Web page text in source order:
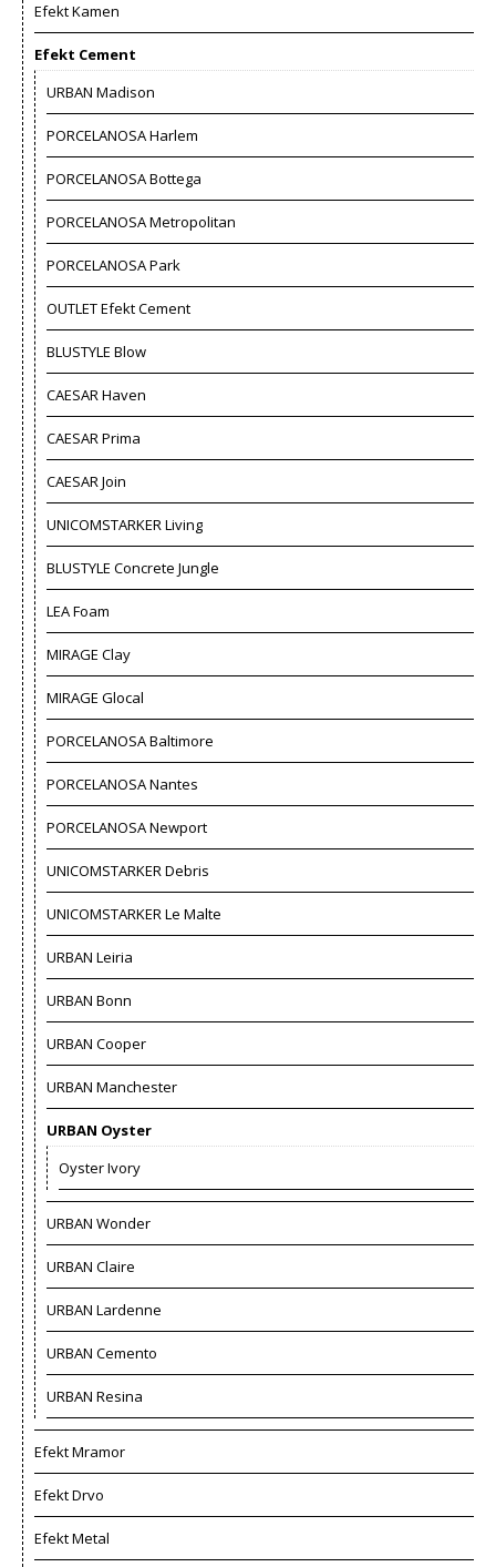
Efekt Kamen
Efekt Cement
URBAN Madison
PORCELANOSA Harlem
PORCELANOSA Bottega
PORCELANOSA Metropolitan
PORCELANOSA Park
OUTLET Efekt Cement
BLUSTYLE Blow
CAESAR Haven
CAESAR Prima
CAESAR Join
UNICOMSTARKER Living
BLUSTYLE Concrete Jungle
LEA Foam
MIRAGE Clay
MIRAGE Glocal
PORCELANOSA Baltimore
PORCELANOSA Nantes
PORCELANOSA Newport
UNICOMSTARKER Debris
UNICOMSTARKER Le Malte
URBAN Leiria
URBAN Bonn
URBAN Cooper
URBAN Manchester
URBAN Oyster
Oyster Ivory
URBAN Wonder
URBAN Claire
URBAN Lardenne
URBAN Cemento
URBAN Resina
Efekt Mramor
Efekt Drvo
Efekt Metal